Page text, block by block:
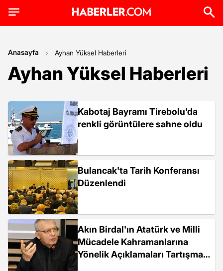
Anasayfa Ayhan Yüksel Haberleri
Ayhan Yüksel Haberleri
Kabotaj Bayramı Tirebolu'da
renkli görüntülere sahne oldu
Bulancak'ta Tarih Konferansı
Düzenlendi
Akın Birdal'ın Atatürk ve Milli
Mücadele Kahramanlarına
Yönelik Açıklamaları Tartışma